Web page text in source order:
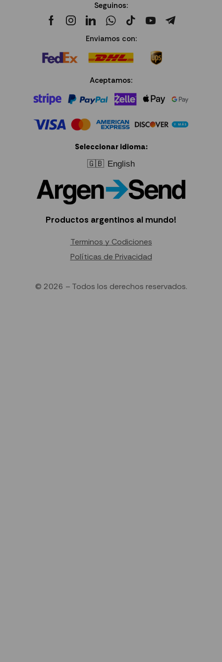
Seguinos:
Enviamos con:
Aceptamos:
Seleccionar idioma:
🇬🇧 English
Productos argentinos al mundo!
Terminos y Codiciones
Políticas de Privacidad
© 2026 – Todos los derechos reservados.